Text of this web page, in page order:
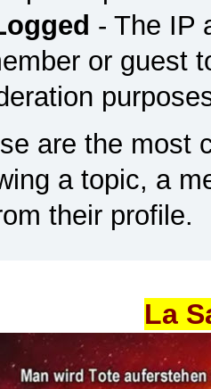
- The IP
or guest
are the most
a topic, a
their profile.
La